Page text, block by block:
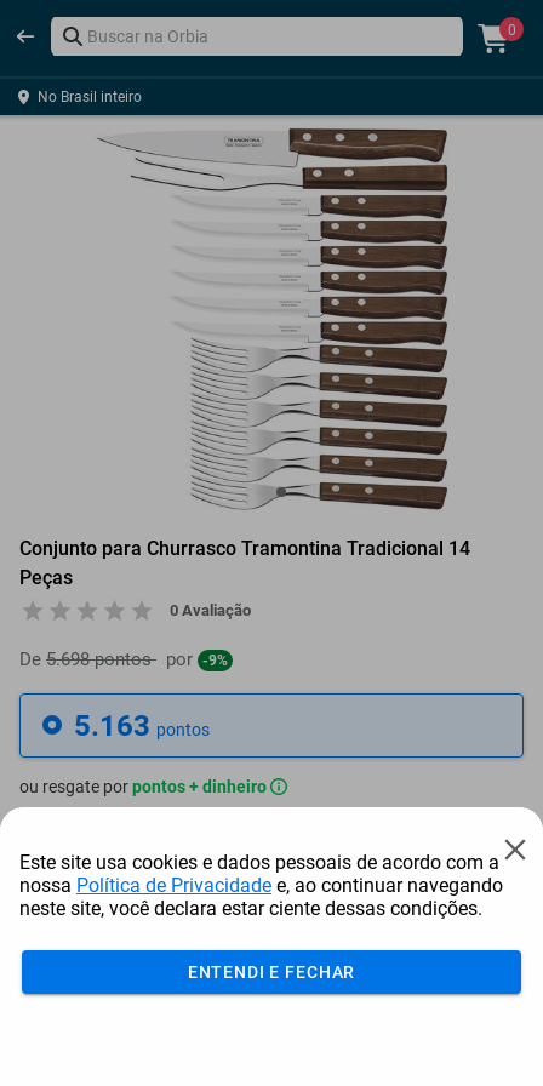
0
No Brasil inteiro
Conjunto para Churrasco Tramontina Tradicional 14
Peças
0 Avaliação
De 5.698 pontos por -9%
5.163 pontos
ou resgate porpontos + dinheiro
4.389 pontos + R$ 35,60
Este site usa cookies e dados pessoais de acordo com a
nossa Política de Privacidade e, ao continuar navegando
neste site, você declara estar ciente dessas condições.
ENTENDI E FECHAR